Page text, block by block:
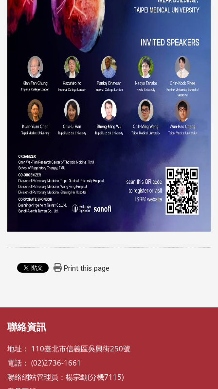
Print this page
聯絡資訊
地址： 110臺北市信義區吳興街250號
電話： (02)2736-1661
聯絡網站管理員：楊宗勳(分機7115)